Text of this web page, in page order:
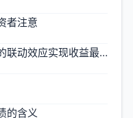
者注意
如何把握大盘、板块与个股的联动效应实现收益最大化？
的含义